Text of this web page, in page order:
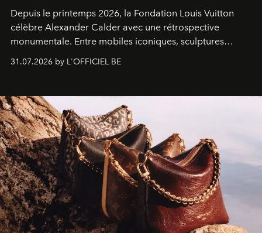
Depuis le printemps 2026, la Fondation Louis Vuitton
célèbre Alexander Calder avec une rétrospective
monumentale. Entre mobiles iconiques, sculptures
américain investit les espaces imaginés par Frank Gehry
sculpture.
31.07.2026 by L'OFFICIEL BE